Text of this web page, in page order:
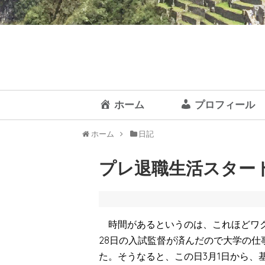
ホーム プロフィール
ホーム 日記
プレ退職生活スター
時間があるというのは、これほどワ
28日の入試監督が済んだので大学の
た。そうなると、この日3月1日から